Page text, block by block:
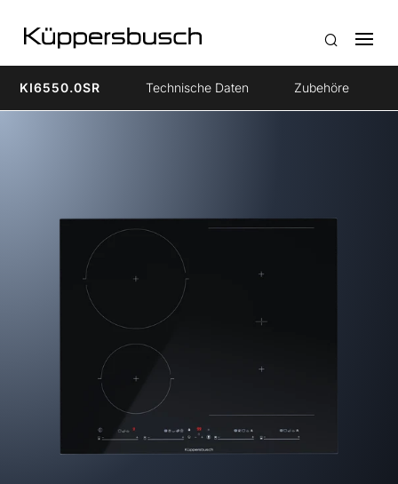
KI6550.0SR Technische Daten Zubehöre